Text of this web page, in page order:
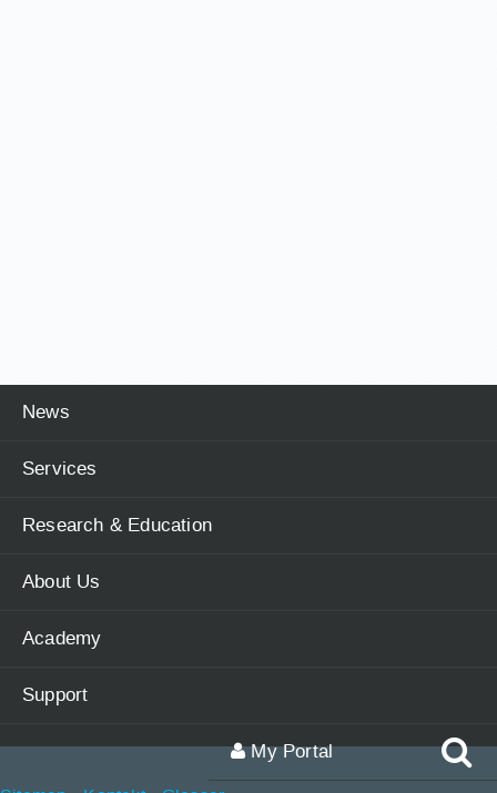
News
Services
Research & Education
About Us
Academy
Support
My Portal